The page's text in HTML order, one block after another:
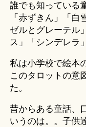
誰でも知っている
「赤ずきん」「
ゼルとグレーテル
ス」「シンデレラ
私は小学校で絵本
このタロットの意
た。
昔からある童話、
いうのは。。子供